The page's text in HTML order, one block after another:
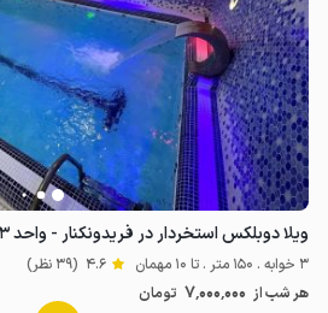
ویلا دوبلکس استخردار در فریدونکنار - واحد ۳
3 خوابه . 150 متر . تا 10 مهمان 4.6 (39 نظر)
هر شب از 7٬000٬000 تومان